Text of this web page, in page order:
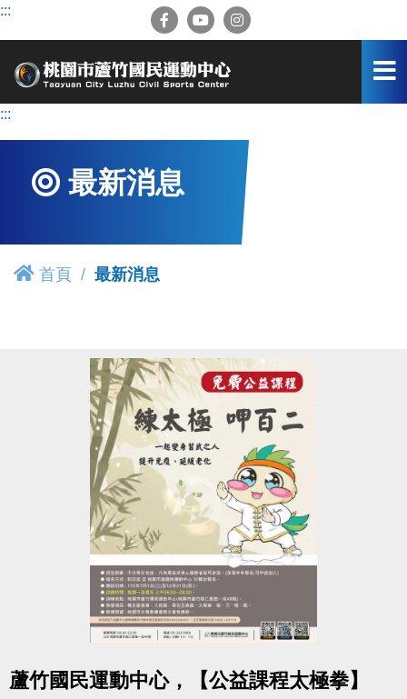
跳
容
:::
:::
最新消息
首頁 最新消息
蘆竹國民運動中心，【公益課程太極拳】